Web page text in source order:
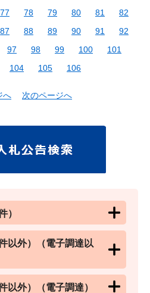
77 78 79 80 81
82
87 88 89 90 91
92
97 98 99 100
101
104 105 106
へ 次のページへ
）
以外）（電子調達以
以外）（電子調達）